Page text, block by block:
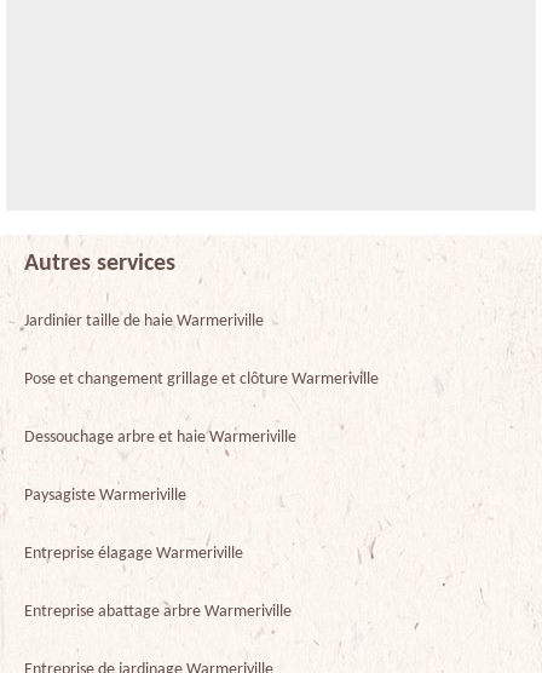
Autres services
Jardinier taille de haie Warmeriville
Pose et changement grillage et clôture Warmeriville
Dessouchage arbre et haie Warmeriville
Paysagiste Warmeriville
Entreprise élagage Warmeriville
Entreprise abattage arbre Warmeriville